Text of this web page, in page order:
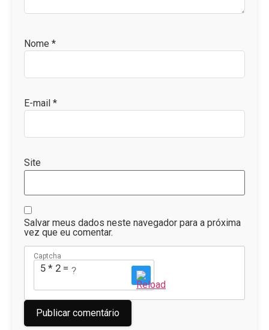
Nome *
E-mail *
Site
Salvar meus dados neste navegador para a próxima
vez que eu comentar.
Captcha
5 * 2 = ?